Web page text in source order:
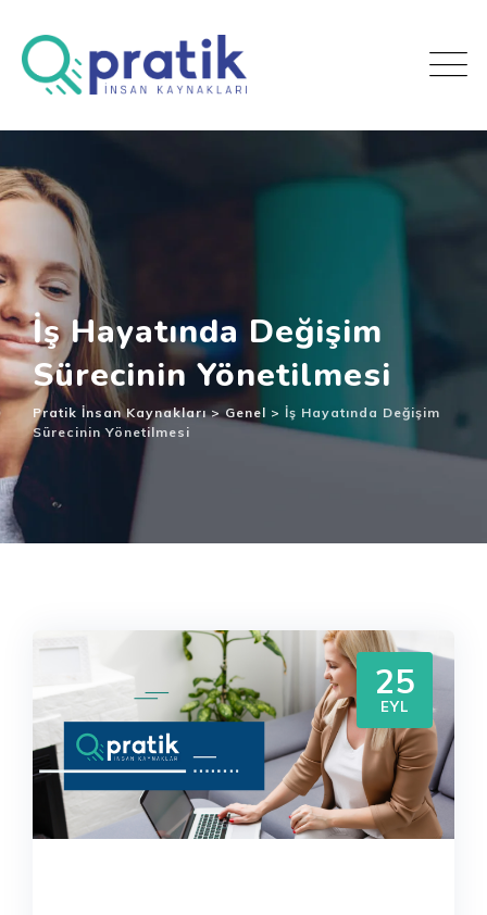
İş Hayatında Değişim
Sürecinin Yönetilmesi
Pratik İnsan Kaynakları> Genel > İş Hayatında Değişim
Sürecinin Yönetilmesi
25
EYL